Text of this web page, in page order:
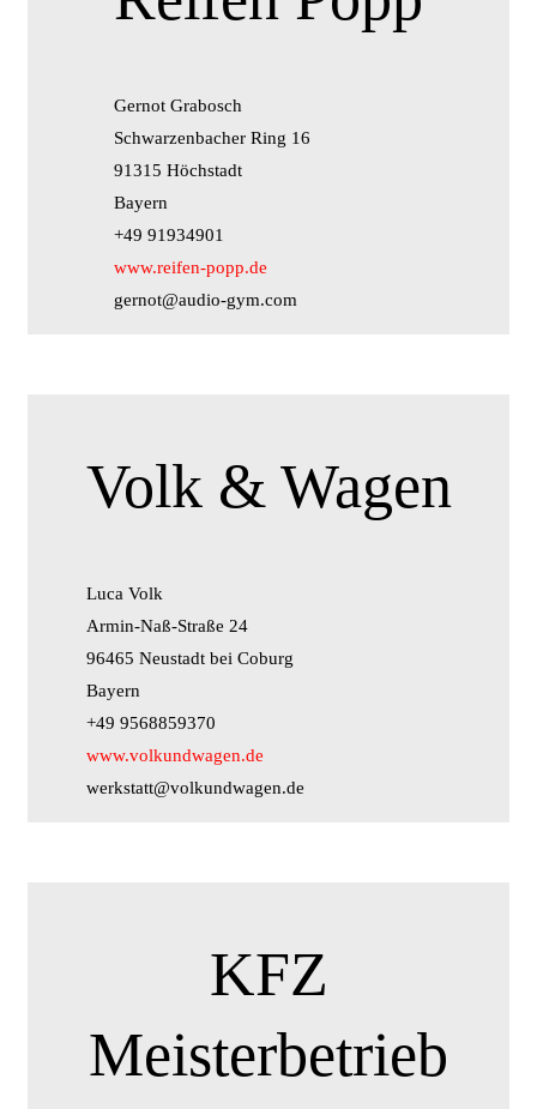
Gernot Grabosch
Schwarzenbacher Ring 16
91315 Höchstadt
Bayern
+49 91934901
www.reifen-popp.de
gernot@audio-gym.com
Volk & Wagen
Luca Volk
Armin-Naß-Straße 24
96465 Neustadt bei Coburg
Bayern
+49 9568859370
www.volkundwagen.de
werkstatt@volkundwagen.de
KFZ
Meisterbetrieb